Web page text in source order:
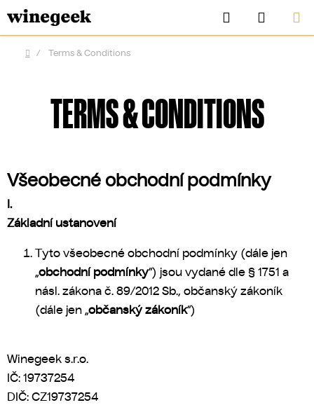
to
content
Search
CART
CZK
Home
/ Terms & Conditions
TERMS & CONDITIONS
Všeobecné obchodní podmínky
I.
Základní ustanovení
Tyto všeobecné obchodní podmínky (dále jen
„obchodní podmínky“) jsou vydané dle § 1751 a
násl. zákona č. 89/2012 Sb., občanský zákoník
(dále jen „občanský zákoník“)
Winegeek s.r.o.
IČ: 19737254
DIČ: CZ19737254